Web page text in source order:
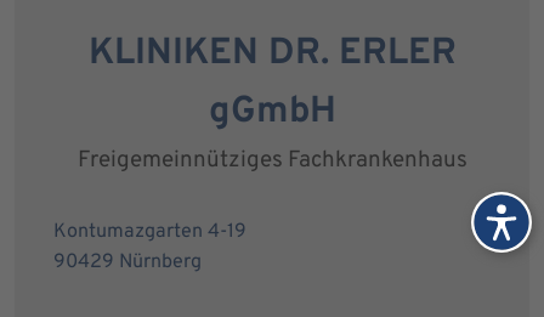
KLINIKEN DR. ERLER
gGmbH
Freigemeinnütziges Fachkrankenhaus
Kontumazgarten 4-19
90429 Nürnberg